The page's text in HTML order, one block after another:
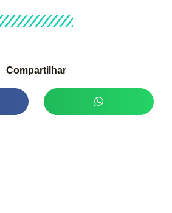
Compartilhar